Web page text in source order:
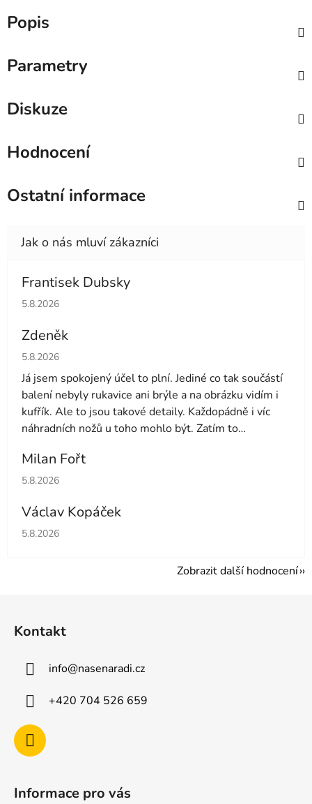
Popis
Parametry
Diskuze
Hodnocení
Ostatní informace
Frantisek Dubsky
Hodnocení obchodu je 5 z 5 hvězdiček.
5.8.2026
Zdeněk
Hodnocení obchodu je 4 z 5 hvězdiček.
5.8.2026
Já jsem spokojený účel to plní. Jediné co tak součástí
balení nebyly rukavice ani brýle a na obrázku vidím i
kufřík. Ale to jsou takové detaily. Každopádně i víc
náhradních nožů u toho mohlo být. Zatím to
Milan Fořt
Hodnocení obchodu je 5 z 5 hvězdiček.
5.8.2026
Václav Kopáček
Hodnocení obchodu je 5 z 5 hvězdiček.
5.8.2026
Zobrazit další hodnocení
Kontakt
info@nasenaradi.cz
+420 704 526 659
Informace pro vás